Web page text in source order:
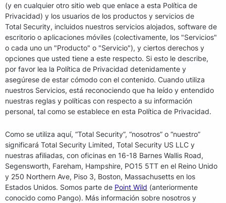
(y en cualquier otro sitio web que enlace a esta Política de
Privacidad) y los usuarios de los productos y servicios de
Total Security, incluidos nuestros servicios alojados, software de
escritorio o aplicaciones móviles (colectivamente, los "Servicios"
o cada uno un "Producto" o "Servicio"), y ciertos derechos y
opciones que usted tiene a este respecto. Si esto le describe,
por favor lea la Política de Privacidad detenidamente y
asegúrese de estar cómodo con el contenido. Cuando utiliza
nuestros Servicios, está reconociendo que ha leído y entendido
nuestras reglas y políticas con respecto a su información
personal, tal como se establece en esta Política de Privacidad.
Como se utiliza aquí, “Total Security”, “nosotros” o “nuestro”
significará Total Security Limited, Total Security US LLC y
nuestras afiliadas, con oficinas en 16-18 Barnes Wallis Road,
Segensworth, Fareham, Hampshire, PO15 5TT en el Reino Unido
y 250 Northern Ave, Piso 3, Boston, Massachusetts en los
Estados Unidos. Somos parte de Point Wild (anteriormente
conocido como Pango). Más información sobre nosotros y